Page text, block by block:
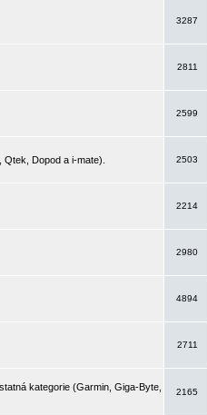
3287
2811
2599
Dopod a i-mate).
2503
2214
2980
4894
2711
kategorie (Garmin, Giga-Byte,
2165